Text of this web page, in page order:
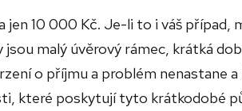
10 000 Kč. Je-li to i váš případ,
malý úvěrový rámec, krátká
o příjmu a problém nenastane
které poskytují tyto krátkodobé